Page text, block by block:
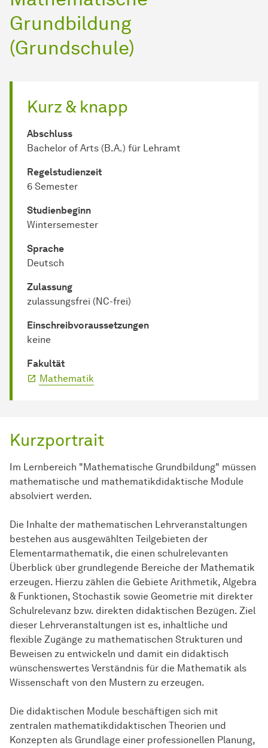
Grundbildung
(Grundschule)
Kurz & knapp
Abschluss
Bachelor of Arts (B.A.) für Lehramt
Regel­studienzeit
6 Semester
Studienbeginn
Wintersemester
Sprache
Deutsch
Zulassung
zulassungsfrei (NC-frei)
Einschreib­voraussetzungen
keine
Fakultät
Mathematik
Kurzportrait
Im Lernbereich "Mathematische Grundbildung" müssen
mathematische und mathematikdidaktische Module
absolviert werden.
Die Inhalte der mathematischen Lehrveranstaltungen
bestehen aus ausgewählten Teilgebieten der
Elementarmathematik, die einen schulrelevanten
Überblick über grundlegende Bereiche der Mathematik
erzeugen. Hierzu zählen die Gebiete Arithmetik, Algebra
& Funktionen, Stochastik sowie Geometrie mit direkter
Schulrelevanz bzw. direkten didaktischen Bezügen. Ziel
dieser Lehrveranstaltungen ist es, inhaltliche und
flexible Zugänge zu mathematischen Strukturen und
Beweisen zu entwickeln und damit ein didaktisch
wünschenswertes Verständnis für die Mathematik als
Wissenschaft von den Mustern zu erzeugen.
Die didaktischen Module beschäftigen sich mit
zentralen mathematikdidaktischen Theorien und
Konzepten als Grundlage einer professionellen Planung,